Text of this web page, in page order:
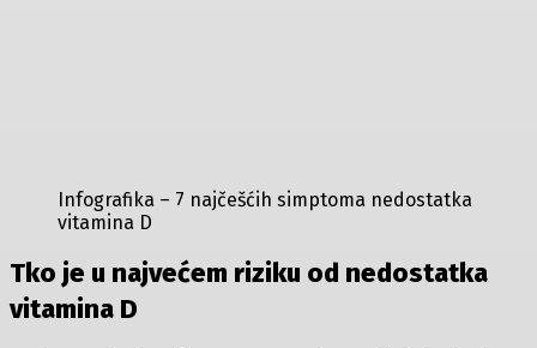
Infografika – 7 najčešćih simptoma nedostatka
vitamina D
Tko je u najvećem riziku od nedostatka
vitamina D